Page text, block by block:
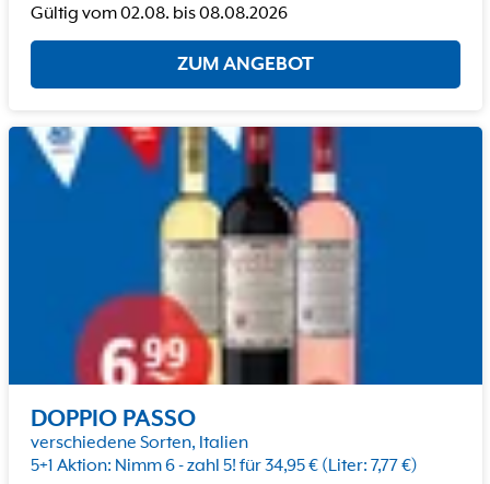
Gültig vom02.08. bis08.08.2026
ZUM ANGEBOT
DOPPIO PASSO
verschiedene Sorten, Italien
5+1 Aktion: Nimm 6 - zahl 5! für 34,95 € (Liter: 7,77 €)